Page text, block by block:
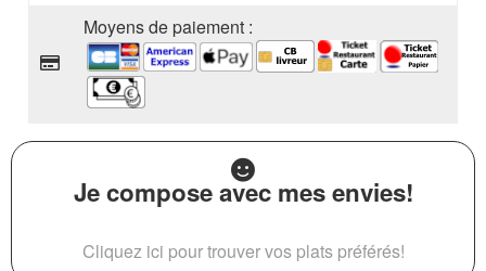
Moyens de paiement :
Je compose avec mes envies!
Cliquez ici pour trouver vos plats préférés!